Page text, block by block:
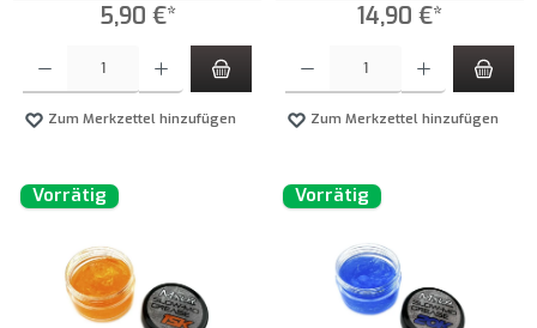
5,90 €*
Zum Merkzettel hinzufügen
14,90 €*
Zum Merkzettel hinzufügen
Vorrätig Vorrätig